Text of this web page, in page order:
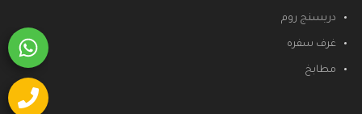
دريسنج روم
غرف سفره
مطابخ